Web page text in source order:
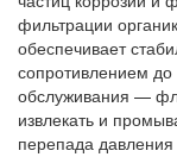
фильтрации
обеспечивает
сопротивлением
обслуживания —
извлекать и
перепада